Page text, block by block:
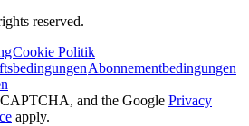
reserved.
Cookie Politik
Abonnementbedingungen
and the Google Privacy
apply.